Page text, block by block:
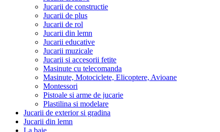
Jucarii de constructie
Jucarii de plus
Jucarii de rol
Jucarii din lemn
Jucarii educative
Jucarii muzicale
Jucarii si accesorii fetite
Masinute cu telecomanda
Masinute, Motociclete, Elicoptere, Avioane
Montessori
Pistoale si arme de jucarie
Plastilina si modelare
Jucarii de exterior si gradina
Jucarii din lemn
La baie